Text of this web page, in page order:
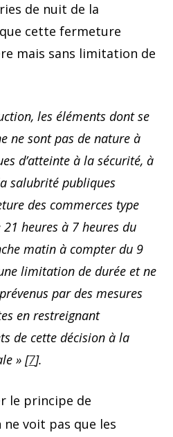
de nuit de la
cette fermeture
mais sans limitation de
les éléments dont se
ne sont pas de nature à
d’atteinte à la sécurité, à
salubrité publiques
des commerces type
heures à 7 heures du
matin à compter du 9
limitation de durée et ne
par des mesures
en restreignant
de cette décision à la
» [7].
le principe de
voit pas que les